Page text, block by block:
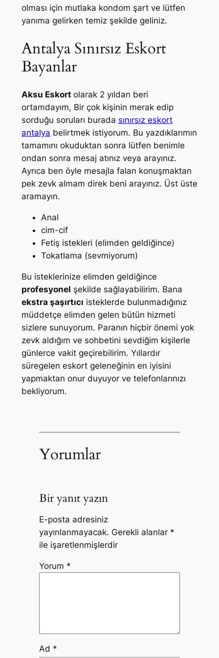
olması için mutlaka kondom şart ve lütfen
yanıma gelirken temiz şekilde geliniz.
Antalya Sınırsız Eskort
Bayanlar
Aksu Eskort olarak 2 yıldan beri
ortamdayım, Bir çok kişinin merak edip
sorduğu soruları burada sınırsız eskort
antalya belirtmek istiyorum. Bu yazdıklarımın
tamamını okuduktan sonra lütfen benimle
ondan sonra mesaj atınız veya arayınız.
Ayrıca ben öyle mesajla falan konuşmaktan
pek zevk almam direk beni arayınız. Üst üste
aramayın.
Anal
cim-cif
Fetiş istekleri (elimden geldiğince)
Tokatlama (sevmiyorum)
Bu isteklerinize elimden geldiğince
profesyonel şekilde sağlayabilirim. Bana
ekstra şaşırtıcı isteklerde bulunmadığınız
müddetçe elimden gelen bütün hizmeti
sizlere sunuyorum. Paranın hiçbir önemi yok
zevk aldığım ve sohbetini sevdiğim kişilerle
günlerce vakit geçirebilirim. Yıllardır
süregelen eskort geleneğinin en iyisini
yapmaktan onur duyuyor ve telefonlarınızı
bekliyorum.
Yorumlar
Bir yanıt yazın
E-posta adresiniz
yayınlanmayacak. Gerekli alanlar *
ile işaretlenmişlerdir
Yorum *
Ad *